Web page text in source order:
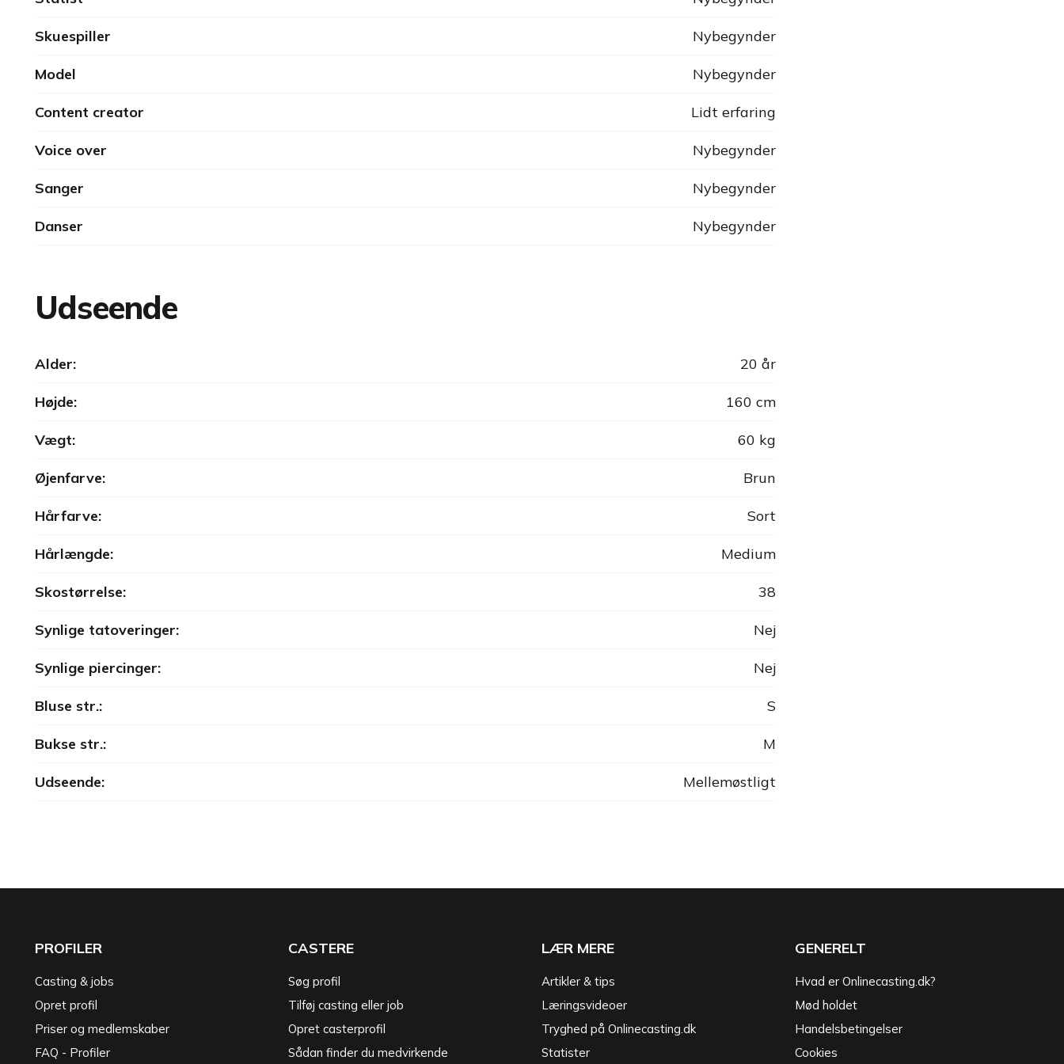
Skuespiller Nybegynder
Model Nybegynder
Content creator Lidt erfaring
Voice over Nybegynder
Sanger Nybegynder
Danser Nybegynder
Udseende
Alder: 20 år
Højde: 160 cm
Vægt: 60 kg
Øjenfarve: Brun
Hårfarve: Sort
Hårlængde: Medium
Skostørrelse: 38
Synlige tatoveringer: Nej
Synlige piercinger: Nej
Bluse str.: S
Bukse str.: M
Udseende: Mellemøstligt
PROFILER
Casting & jobs
Opret profil
Priser og medlemskaber
FAQ - Profiler
CASTERE
Søg profil
Tilføj casting eller job
Opret casterprofil
Sådan finder du medvirkende
LÆR MERE
Artikler & tips
Læringsvideoer
Tryghed på Onlinecasting.dk
Statister
GENERELT
Hvad er Onlinecasting.dk?
Mød holdet
Handelsbetingelser
Cookies